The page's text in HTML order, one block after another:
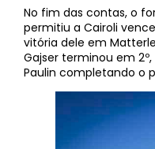
No fim das contas, o
permitiu a Cairoli
vitória dele em
Gajser terminou em
Paulin completando o